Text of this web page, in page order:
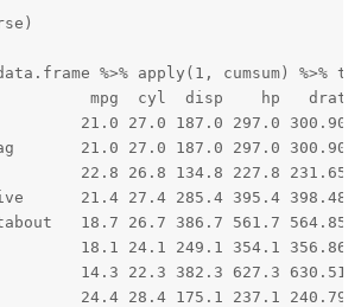
%>% apply(1, cumsum) %>% t
mpg  cyl  disp    hp   drat
21.0 27.0 187.0 297.0 300.90
21.0 27.0 187.0 297.0 300.90
22.8 26.8 134.8 227.8 231.65
21.4 27.4 285.4 395.4 398.48
18.7 26.7 386.7 561.7 564.85
18.1 24.1 249.1 354.1 356.86
14.3 22.3 382.3 627.3 630.51
24.4 28.4 175.1 237.1 240.79